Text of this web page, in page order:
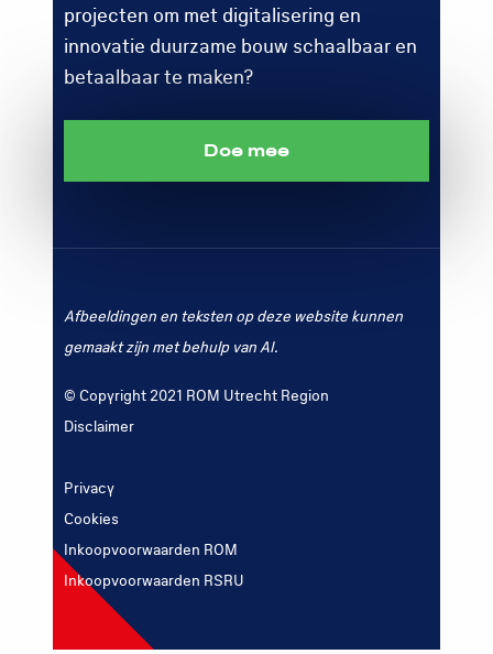
projecten om met digitalisering en
innovatie duurzame bouw schaalbaar en
betaalbaar te maken?
Doe mee
Afbeeldingen en teksten op deze website kunnen
gemaakt zijn met behulp van AI.
© Copyright 2021 ROM Utrecht Region
Disclaimer
Privacy
Cookies
Inkoopvoorwaarden ROM
Inkoopvoorwaarden RSRU